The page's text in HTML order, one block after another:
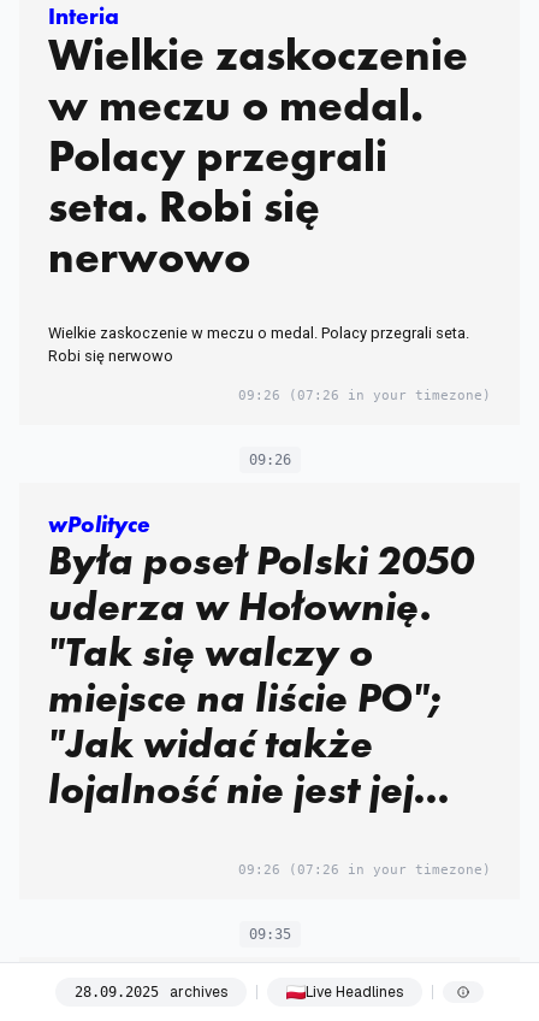
Interia
Wielkie zaskoczenie
w meczu o medal.
Polacy przegrali
seta. Robi się
nerwowo
Wielkie zaskoczenie w meczu o medal. Polacy przegrali seta.
Robi się nerwowo
09:26 (07:26 in your timezone)
09:26
wPolityce
Była poseł Polski 2050
uderza w Hołownię.
"Tak się walczy o
miejsce na liście PO";
"Jak widać także
lojalność nie jest jej
09:26 (07:26 in your timezone)
09:35
Super Express
28.09.2025 archives Live Headlines